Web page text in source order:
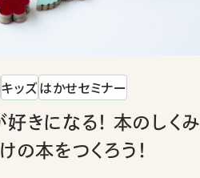
キッズはかせセミナー
きになる！ 本のしくみ
の本をつくろう！